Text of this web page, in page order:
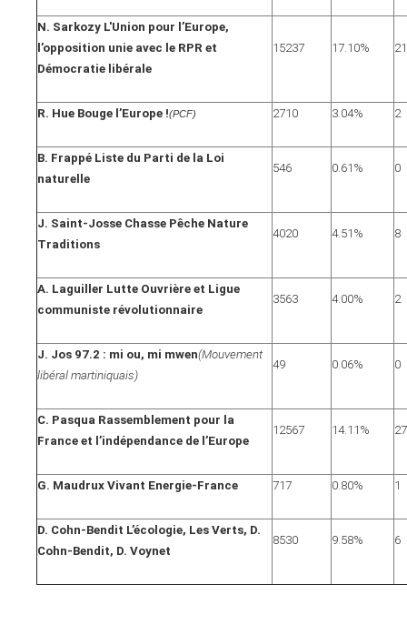
N. Sarkozy L'Union pour l’Europe,
l’opposition unie avec le RPR et
Démocratie libérale
15237 17.10% 21
R. Hue Bouge l’Europe !(PCF) 2710 3.04% 2
B. Frappé Liste du Parti de la Loi
naturelle
546 0.61% 0
J. Saint-Josse Chasse Pêche Nature
Traditions
4020 4.51% 8
A. Laguiller Lutte Ouvrière et Ligue
communiste révolutionnaire
3563 4.00% 2
J. Jos 97.2 : mi ou, mi mwen(Mouvement
libéral martiniquais)
49 0.06% 0
C. Pasqua Rassemblement pour la
France et l’indépendance de l’Europe
12567 14.11% 27
G. Maudrux Vivant Energie-France 717 0.80% 1
D. Cohn-Bendit L’écologie, Les Verts, D.
Cohn-Bendit, D. Voynet
8530 9.58% 6